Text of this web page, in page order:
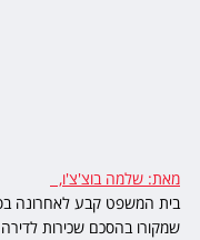
מאת: שלמה בוצ'צ'ו,
בית המשפט קבע לאחרונה
שמקורו בהסכם שכירות